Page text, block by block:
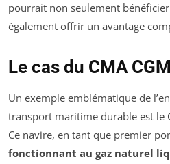
pourrait non seulement
également offrir un avantage
Le cas du CMA
Un exemple emblématique de
transport maritime durable est le
Ce navire, en tant que premier
fonctionnant au gaz naturel